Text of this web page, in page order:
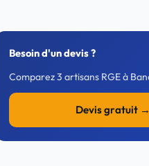
Besoin d'un devis ?
Comparez 3 artisans RGE à
Devis gratuit →